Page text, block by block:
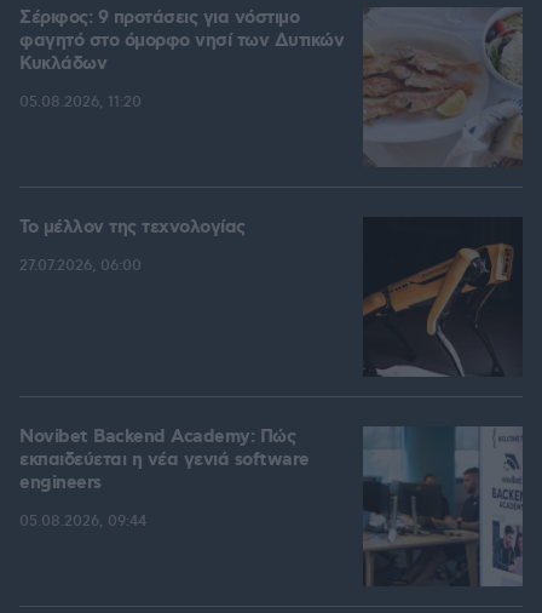
Σέριφος: 9 προτάσεις για νόστιμο
φαγητό στο όμορφο νησί των Δυτικών
Κυκλάδων
05.08.2026, 11:20
Το μέλλον της τεχνολογίας
27.07.2026, 06:00
Novibet Backend Academy: Πώς
εκπαιδεύεται η νέα γενιά software
engineers
05.08.2026, 09:44